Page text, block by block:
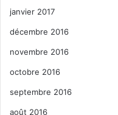
janvier 2017
décembre 2016
novembre 2016
octobre 2016
septembre 2016
août 2016